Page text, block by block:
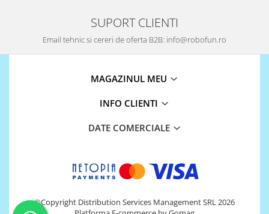
SUPORT CLIENTI
Email tehnic si cereri de oferta B2B: info@robofun.ro
MAGAZINUL MEU
INFO CLIENTI
DATE COMERCIALE
©Copyright Distribution Services Management SRL 2026